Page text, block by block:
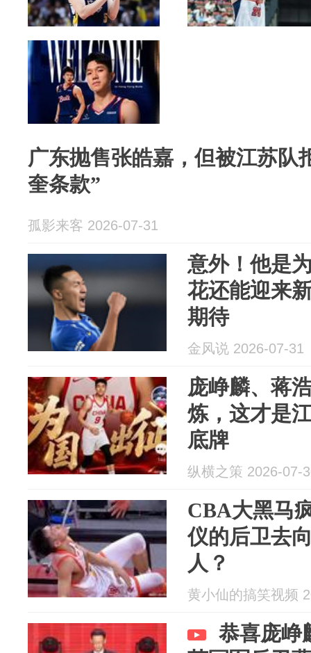
广东抛售张皓嘉，但被江苏队
奎条款”
孤影来客 2026-07-31
意外！他是
花还能迎来
期待
金风说 2026-07-31
庞峥麟、蒋
炼，这才是
底牌
纵横之策 2026-07-
CBA大黑马
仪的后卫去
人？
黄小仙的搞笑视频
恭喜庞峥